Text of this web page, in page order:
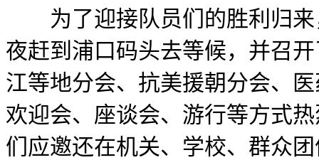
为了迎接队员们的胜利归来
夜赶到浦口码头去等候，并召
江等地分会、抗美援朝分会、
欢迎会、座谈会、游行等方式
们应邀还在机关、学校、群众